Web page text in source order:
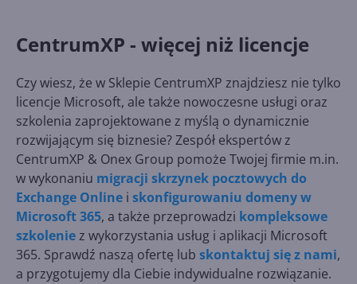
CentrumXP - więcej niż licencje
Czy wiesz, że w Sklepie CentrumXP znajdziesz nie tylko
licencje Microsoft, ale także nowoczesne usługi oraz
szkolenia zaprojektowane z myślą o dynamicznie
rozwijającym się biznesie? Zespół ekspertów z
CentrumXP & Onex Group pomoże Twojej firmie m.in.
w wykonaniu migracji skrzynek pocztowych do
Exchange Online i skonfigurowaniu domeny w
Microsoft 365, a także przeprowadzi kompleksowe
szkoleniez wykorzystania usług i aplikacji Microsoft
365. Sprawdź naszą ofertę lub skontaktuj się z nami,
a przygotujemy dla Ciebie indywidualne rozwiązanie.